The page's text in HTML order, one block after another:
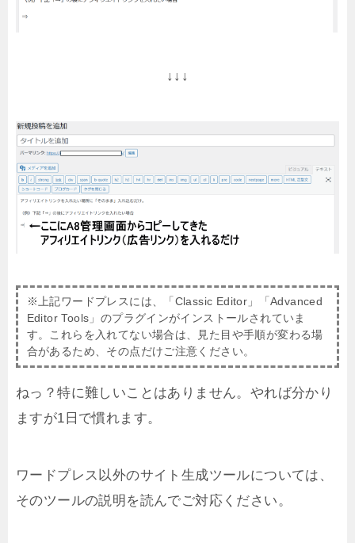
↓↓↓
※上記ワードプレスには、「Classic Editor」「Advanced
Editor Tools」のプラグインがインストールされていま
す。これらを入れてない場合は、見た目や手順が変わる場
合があるため、その点だけご注意ください。
ねっ？特に難しいことはありません。やれば分かり
ますが1日で慣れます。
ワードプレス以外のサイト生成ツールについては、
そのツールの説明を読んでご対応ください。